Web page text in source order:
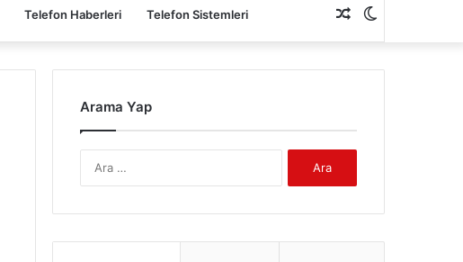
Telefon Haberleri Telefon Sistemleri
görünümü
Rastgele
Makale
Arama Yap